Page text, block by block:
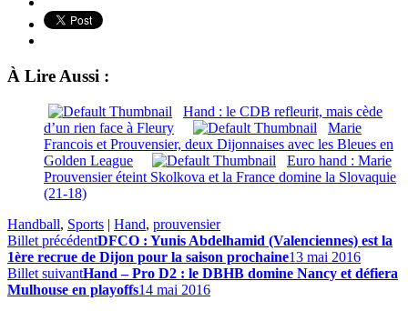
À Lire Aussi :
Hand : le CDB refleurit, mais cède
d’un rien face à Fleury
Marie
Francois et Prouvensier, deux Dijonnaises avec les Bleues en
Golden League
Euro hand : Marie
Prouvensier éteint Skolkova et la France domine la Slovaquie
(21-18)
Handball, Sports | Hand, prouvensier
Billet précédentDFCO : Yunis Abdelhamid (Valenciennes) est la
1ère recrue de Dijon pour la saison prochaine13 mai 2016
Billet suivantHand – Pro D2 : le DBHB domine Nancy et défiera
Mulhouse en playoffs14 mai 2016